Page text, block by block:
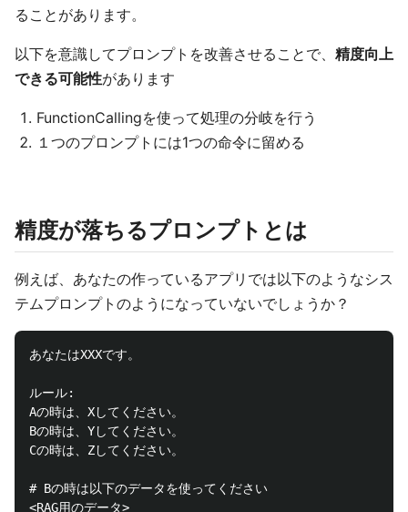
ることがあります。
以下を意識してプロンプトを改善させることで、 精度向上
できる可能性があります
FunctionCallingを使って処理の分岐を行う
１つのプロンプトには1つの命令に留める
精度が落ちるプロンプトとは
例えば、あなたの作っているアプリでは以下のようなシス
テムプロンプトのようになっていないでしょうか？
あなたはXXXです。
ルール:
Aの時は、Xしてください。
Bの時は、Yしてください。
Cの時は、Zしてください。
# Bの時は以下のデータを使ってください
<RAG用のデータ>